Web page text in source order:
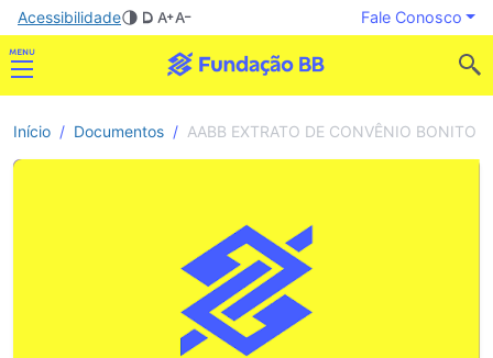
Acessibilidade Fale Conosco
Início Documentos AABB EXTRATO DE CONVÊNIO BONITO